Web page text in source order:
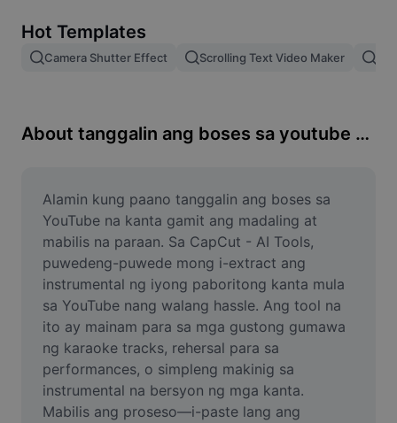
Image merge
Resize Image
Meme Generator
AI Text Remover
AI People Remover
AI Inpainting
Face Cutout
Video
Hot Templates
Camera Shutter Effect Scrolling Text Video Maker
About tanggalin ang boses sa youtube na kanta
Alamin kung paano tanggalin ang boses sa
YouTube na kanta gamit ang madaling at
mabilis na paraan. Sa CapCut - AI Tools,
puwedeng-puwede mong i-extract ang
instrumental ng iyong paboritong kanta mula
sa YouTube nang walang hassle. Ang tool na
ito ay mainam para sa mga gustong gumawa
ng karaoke tracks, rehersal para sa
performances, o simpleng makinig sa
instrumental na bersyon ng mga kanta.
Mabilis ang proseso—i-paste lang ang